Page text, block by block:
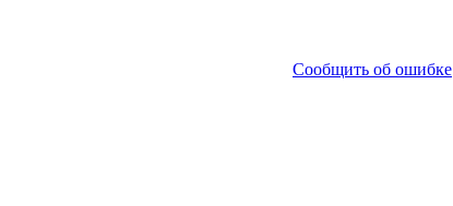
Сообщить об ошибке